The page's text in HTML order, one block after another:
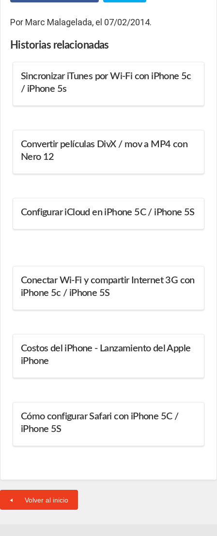
Por Marc Malagelada, el 07/02/2014.
Historias relacionadas
Sincronizar iTunes por Wi-Fi con iPhone 5c
/ iPhone 5s
Convertir películas DivX / mov a MP4 con
Nero 12
Configurar iCloud en iPhone 5C / iPhone 5S
Conectar Wi-Fi y compartir Internet 3G con
iPhone 5c / iPhone 5S
Costos del iPhone - Lanzamiento del Apple
iPhone
Cómo configurar Safari con iPhone 5C /
iPhone 5S
Volver al inicio